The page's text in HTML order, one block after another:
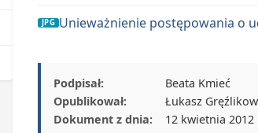
Unieważnie­nie postępowa­nia o
Podpisał:
Beata Kmieć
Opublikował:
Łukasz
Dokument z dnia:
12 kwietnia 2012